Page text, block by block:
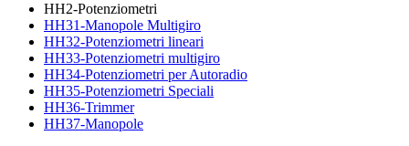
HH2-Potenziometri
HH31-Manopole Multigiro
HH32-Potenziometri lineari
HH33-Potenziometri multigiro
HH34-Potenziometri per Autoradio
HH35-Potenziometri Speciali
HH36-Trimmer
HH37-Manopole